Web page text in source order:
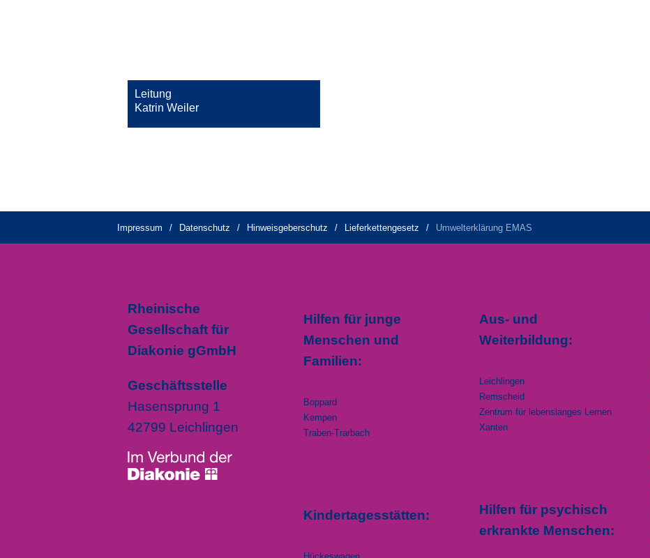
Leitung
Katrin Weiler
Impressum Datenschutz Hinweisgeberschutz Lieferkettengesetz Umwelterklärung EMAS
Rheinische
Gesellschaft für
Diakonie gGmbH
Geschäftsstelle
Hasensprung 1
42799 Leichlingen
Hilfen für junge
Menschen und
Familien:
Boppard
Kempen
Traben-Trarbach
Kindertagesstätten:
Aus- und
Weiterbildung:
Leichlingen
Remscheid
Zentrum für lebenslanges Lernen
Xanten
Hilfen für psychisch
erkrankte Menschen: